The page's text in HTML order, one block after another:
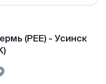
(PEE) - Усинск